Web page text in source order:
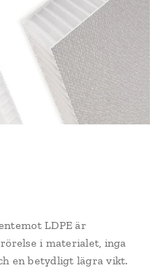
LDPE är
i materialet, inga
en betydligt lägra vikt.